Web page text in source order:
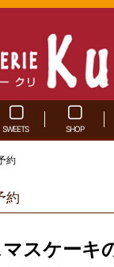
SWEETS SHOP
約
約
スケーキ